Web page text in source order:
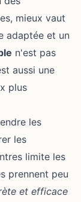
mieux vaut
adaptée et un
n'est pas
aussi une
plus
les
les
limite les
prennent peu
et efficace